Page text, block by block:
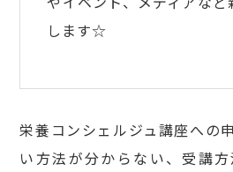
します☆
栄養コンシェルジュ講座への
い方法が分からない、受講